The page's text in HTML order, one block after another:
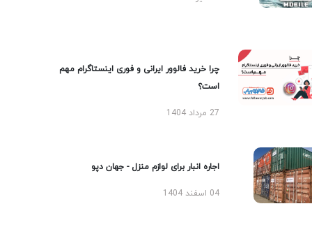
چرا خرید فالوور ایرانی و فوری اینستاگرام مهم
است؟
27 مرداد 1404
اجاره انبار برای لوازم منزل - جهان دپو
04 اسفند 1404